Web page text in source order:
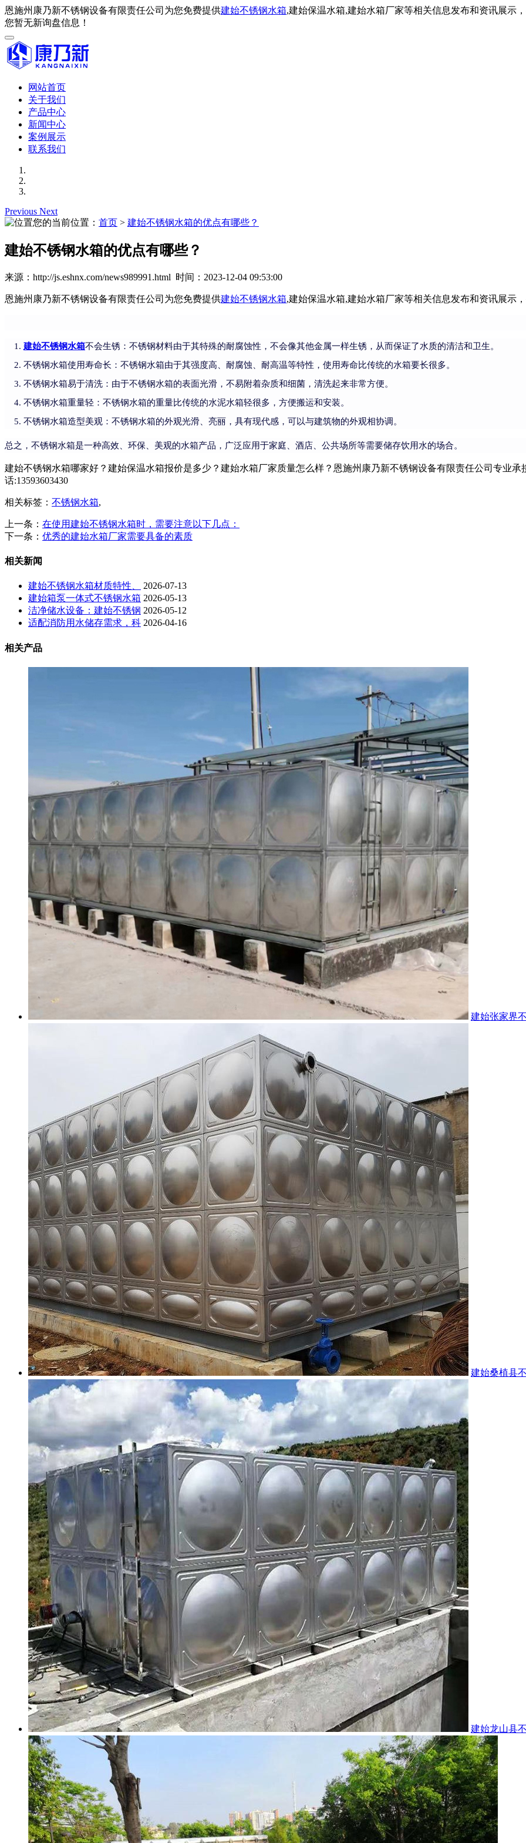
恩施州康乃新不锈钢设备有限责任公司为您免费提供建始不锈钢水箱,建始保温水箱,建始水箱厂家等相关信息发布和资讯展示，
您暂无新询盘信息！
网站首页
关于我们
产品中心
新闻中心
案例展示
联系我们
Previous Next
您的当前位置： 首页 > 建始不锈钢水箱的优点有哪些？
建始不锈钢水箱的优点有哪些？
来源：http://js.eshnx.com/news989991.html 时间：2023-12-04 09:53:00
恩施州康乃新不锈钢设备有限责任公司为您免费提供建始不锈钢水箱,建始保温水箱,建始水箱厂家等相关信息发布和资讯展示，
建始不锈钢水箱不会生锈：不锈钢材料由于其特殊的耐腐蚀性，不会像其他金属一样生锈，从而保证了水质的清洁和卫生。
不锈钢水箱使用寿命长：不锈钢水箱由于其强度高、耐腐蚀、耐高温等特性，使用寿命比传统的水箱要长很多。
不锈钢水箱易于清洗：由于不锈钢水箱的表面光滑，不易附着杂质和细菌，清洗起来非常方便。
不锈钢水箱重量轻：不锈钢水箱的重量比传统的水泥水箱轻很多，方便搬运和安装。
不锈钢水箱造型美观：不锈钢水箱的外观光滑、亮丽，具有现代感，可以与建筑物的外观相协调。
总之，不锈钢水箱是一种高效、环保、美观的水箱产品，广泛应用于家庭、酒店、公共场所等需要储存饮用水的场合。
建始不锈钢水箱哪家好？建始保温水箱报价是多少？建始水箱厂家质量怎么样？恩施州康乃新不锈钢设备有限责任公司专业
话:13593603430
相关标签： 不锈钢水箱,
上一条： 在使用建始不锈钢水箱时，需要注意以下几点：
下一条： 优秀的建始水箱厂家需要具备的素质
相关新闻
建始不锈钢水箱材质特性、
2026-07-13
建始箱泵一体式不锈钢水箱 2026-05-13
洁净储水设备：建始不锈钢 2026-05-12
适配消防用水储存需求，科 2026-04-16
相关产品
建始张家界
建始桑植县
建始龙山县